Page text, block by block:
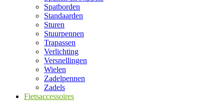
Spatborden
Standaarden
Sturen
Stuurpennen
Trapassen
Verlichting
Versnellingen
Wielen
Zadelpennen
Zadels
Fietsaccessoires